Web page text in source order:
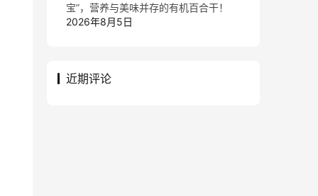
宝”，营养与美味并存的有机百合干！
2026年8月5日
近期评论